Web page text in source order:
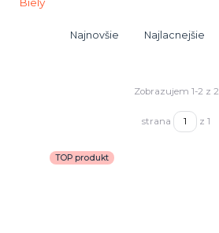
Najnovšie Najlacnejšie
Zobrazujem 1-2 z 2
strana z 1
TOP produkt